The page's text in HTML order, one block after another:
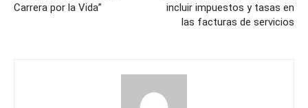
Carrera por la Vida”
incluir impuestos y tasas en
las facturas de servicios